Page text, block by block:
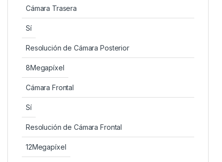
Cámara Trasera
Sí
Resolución de Cámara Posterior
8Megapíxel
Cámara Frontal
Sí
Resolución de Cámara Frontal
12Megapíxel